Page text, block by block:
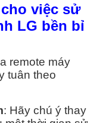
việc sử
LG bền bỉ
remote máy
tuân theo
: Hãy chú ý thay